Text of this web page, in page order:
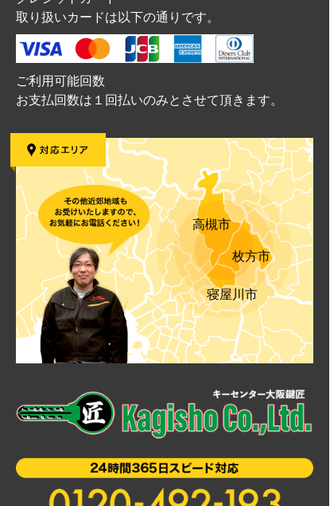
取り扱いカードは以下の通りです。
ご利用可能回数
お支払回数は１回払いのみとさせて頂きます。
高槻市
枚方市
寝屋川市